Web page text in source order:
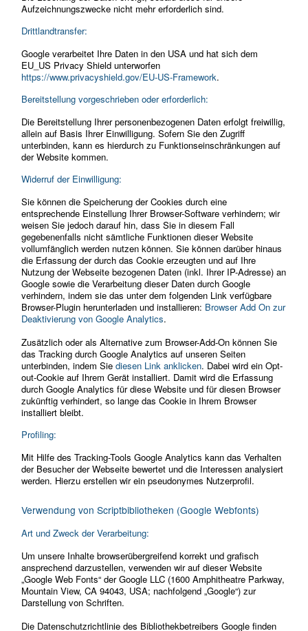
Aufzeichnungszwecke nicht mehr erforderlich sind.
Drittlandtransfer:
Google verarbeitet Ihre Daten in den USA und hat sich dem
EU_US Privacy Shield unterworfen
https://www.privacyshield.gov/EU-US-Framework.
Bereitstellung vorgeschrieben oder erforderlich:
Die Bereitstellung Ihrer personenbezogenen Daten erfolgt freiwillig,
allein auf Basis Ihrer Einwilligung. Sofern Sie den Zugriff
unterbinden, kann es hierdurch zu Funktionseinschränkungen auf
der Website kommen.
Widerruf der Einwilligung:
Sie können die Speicherung der Cookies durch eine
entsprechende Einstellung Ihrer Browser-Software verhindern; wir
weisen Sie jedoch darauf hin, dass Sie in diesem Fall
gegebenenfalls nicht sämtliche Funktionen dieser Website
vollumfänglich werden nutzen können. Sie können darüber hinaus
die Erfassung der durch das Cookie erzeugten und auf Ihre
Nutzung der Webseite bezogenen Daten (inkl. Ihrer IP-Adresse) an
Google sowie die Verarbeitung dieser Daten durch Google
verhindern, indem sie das unter dem folgenden Link verfügbare
Browser-Plugin herunterladen und installieren: Browser Add On zur
Deaktivierung von Google Analytics.
Zusätzlich oder als Alternative zum Browser-Add-On können Sie
das Tracking durch Google Analytics auf unseren Seiten
unterbinden, indem Sie diesen Link anklicken. Dabei wird ein Opt-
out-Cookie auf Ihrem Gerät installiert. Damit wird die Erfassung
durch Google Analytics für diese Website und für diesen Browser
zukünftig verhindert, so lange das Cookie in Ihrem Browser
installiert bleibt.
Profiling:
Mit Hilfe des Tracking-Tools Google Analytics kann das Verhalten
der Besucher der Webseite bewertet und die Interessen analysiert
werden. Hierzu erstellen wir ein pseudonymes Nutzerprofil.
Verwendung von Scriptbibliotheken (Google Webfonts)
Art und Zweck der Verarbeitung:
Um unsere Inhalte browserübergreifend korrekt und grafisch
ansprechend darzustellen, verwenden wir auf dieser Website
„Google Web Fonts“ der Google LLC (1600 Amphitheatre Parkway,
Mountain View, CA 94043, USA; nachfolgend „Google“) zur
Darstellung von Schriften.
Die Datenschutzrichtlinie des Bibliothekbetreibers Google finden